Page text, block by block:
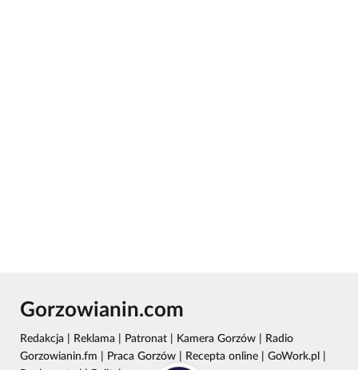
Gorzowianin.com
Redakcja Reklama Patronat Kamera Gorzów
Radio
Gorzowianin.fm
Praca Gorzów Recepta online GoWork.pl